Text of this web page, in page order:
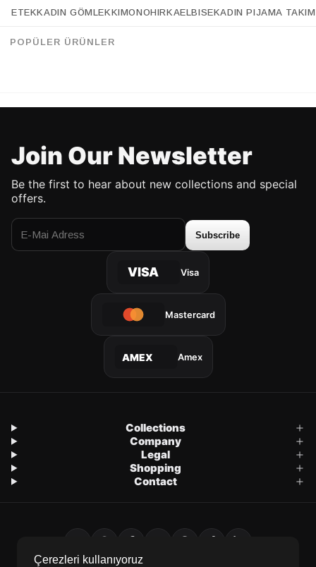
36.90 USD
45.90 USD
Join Our Newsletter
Be the first to hear about new collections and special
offers.
Subscribe
VISA Visa
Mastercard
AMEX Amex
Collections
Company
Legal
Shopping
Contact
Çerezleri kullanıyoruz
ETEKKADIN GÖMLEKKIMONOHIRKAELBISEKADIN PIJAMA TAKIM
POPÜLER ÜRÜNLER